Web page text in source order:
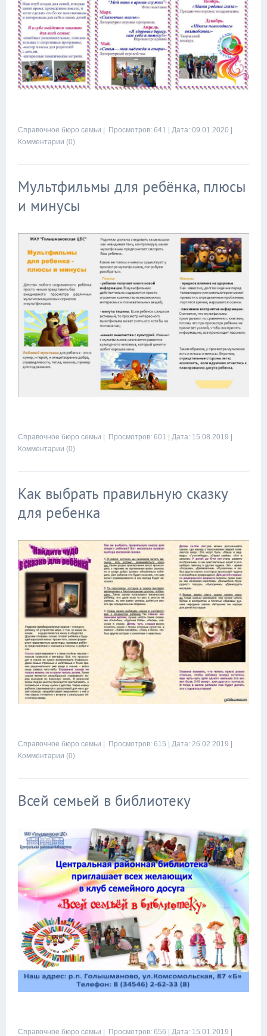
Справочное бюро семьи | Просмотров: 641 | Дата: 09.01.2020 |
Комментарии (0)
Мультфильмы для ребёнка, плюсы
и минусы
Справочное бюро семьи | Просмотров: 601 | Дата: 15.08.2019 |
Комментарии (0)
Как выбрать правильную сказку
для ребенка
Справочное бюро семьи | Просмотров: 615 | Дата: 26.02.2019 |
Комментарии (0)
Всей семьей в библиотеку
Справочное бюро семьи | Просмотров: 656 | Дата: 15.01.2019 |